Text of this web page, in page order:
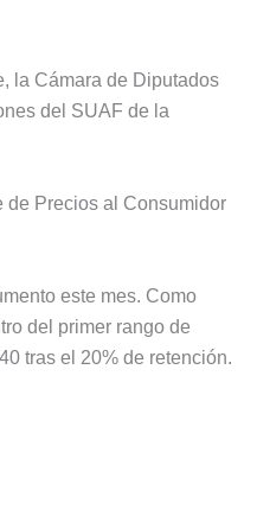
la Cámara de Diputados
del SUAF de la
de Precios al Consumidor
este mes. Como
del primer rango de
tras el 20% de retención.